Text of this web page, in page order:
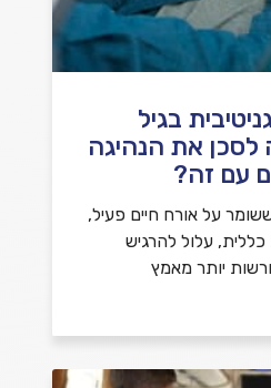
בגיל
לסכן את הנהיגה
עם זה?
על אורח חיים פעיל,
כללית, עלול להרגיש
יותר מאמץ